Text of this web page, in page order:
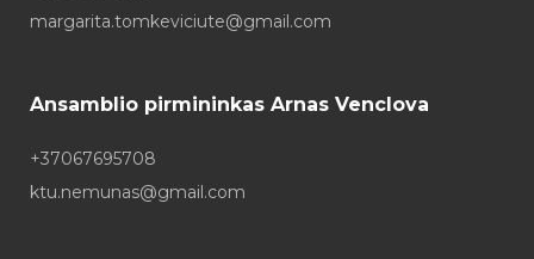
margarita.tomkeviciute@gmail.com
Ansamblio pirmininkas Arnas Venclova
+37067695708
ktu.nemunas@gmail.com